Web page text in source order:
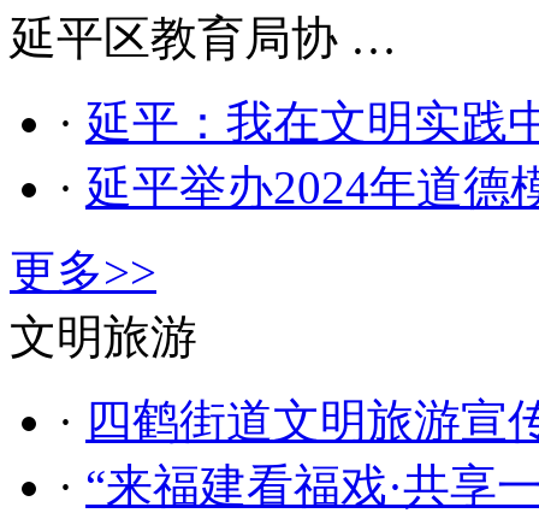
延平区教育局协 …
· 延平：我在文明实践
· 延平举办2024年道德
更多>>
文明旅游
· 四鹤街道文明旅游宣
· “来福建看福戏·共享